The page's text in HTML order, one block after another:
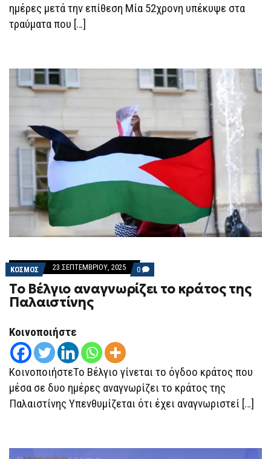
ημέρες μετά την επίθεση Μία 52χρονη υπέκυψε στα
τραύματα που […]
ΚΟΣΜΟΣ 23 ΣΕΠΤΕΜΒΡΊΟΥ, 2025 0 COMMENTS
ON
ΤΟ
ΒΈΛΓΙΟ
Το Βέλγιο αναγνωρίζει το κράτος της
Παλαιστίνης
Κοινοποιήστε
ΚοινοποιήστεΤο Βέλγιο γίνεται το όγδοο κράτος που
μέσα σε δυο ημέρες αναγνωρίζει το κράτος της
Παλαιστίνης Υπενθυμίζεται ότι έχει αναγνωριστεί […]